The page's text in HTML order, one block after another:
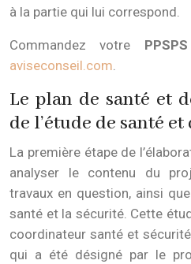
à la partie qui lui correspond.
Commandez votre
aviseconseil.com.
Le plan de santé et
de l’étude de santé
La première étape de
analyser le contenu du
travaux en question, ainsi
santé et la sécurité. Cette
coordinateur santé et
qui a été désigné par le